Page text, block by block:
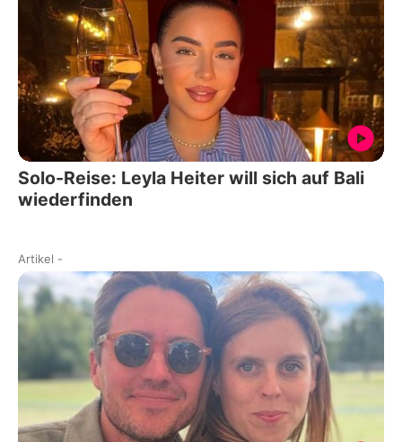
Solo-Reise: Leyla Heiter will sich auf Bali
wiederfinden
Artikel -